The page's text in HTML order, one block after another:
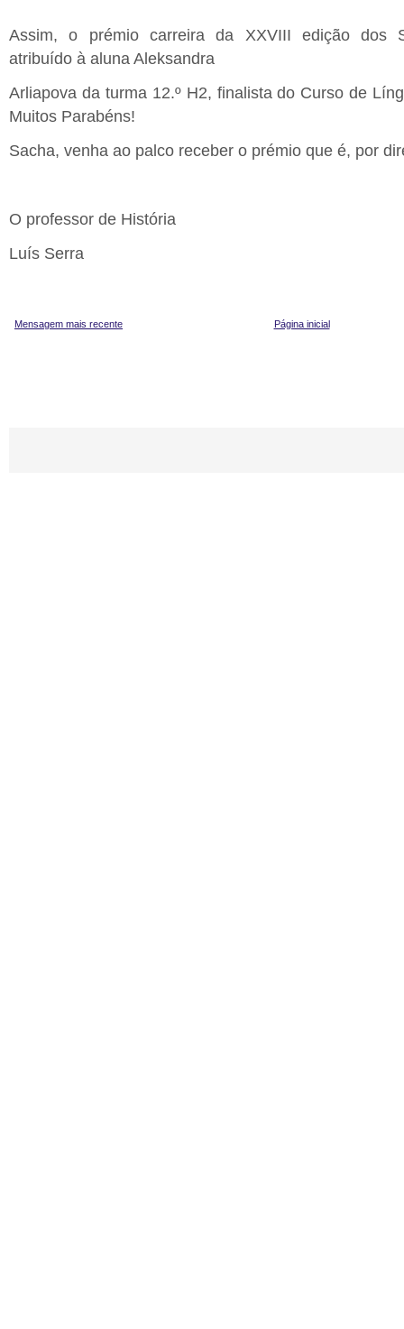
Assim, o prémio carreira da XXVIII edição dos
atribuído à aluna Aleksandra
Arliapova da turma 12.º H2, finalista do Curso de
Muitos Parabéns!
Sacha, venha ao palco receber o prémio que é, por
O professor de História
Luís Serra
Mensagem mais recente Página inicial